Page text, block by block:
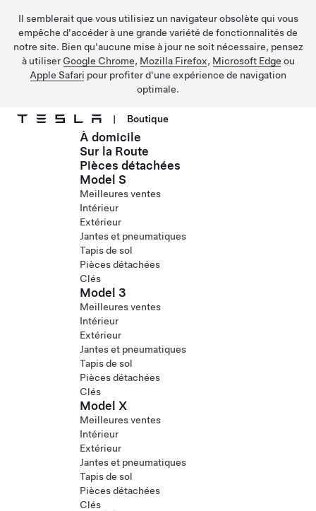
Il semblerait que vous utilisiez un navigateur obsolète qui vous
empêche d'accéder à une grande variété de fonctionnalités de
notre site. Bien qu'aucune mise à jour ne soit nécessaire, pensez
à utiliser Google Chrome, Mozilla Firefox, Microsoft Edge ou
Apple Safari pour profiter d'une expérience de navigation
optimale.
Passer au contenu principal
| Boutique
À domicile
Sur la Route
Pièces détachées
Model S
Meilleures ventes
Intérieur
Extérieur
Jantes et pneumatiques
Tapis de sol
Pièces détachées
Clés
Model 3
Meilleures ventes
Intérieur
Extérieur
Jantes et pneumatiques
Tapis de sol
Pièces détachées
Clés
Model X
Meilleures ventes
Intérieur
Extérieur
Jantes et pneumatiques
Tapis de sol
Pièces détachées
Clés